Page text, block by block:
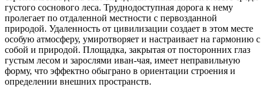
густого соснового леса. Труднодоступная дорога к нему
пролегает по отдаленной местности с первозданной
природой. Удаленность от цивилизации создает в этом месте
особую атмосферу, умиротворяет и настраивает на гармонию с
собой и природой. Площадка, закрытая от посторонних глаз
густым лесом и зарослями иван-чая, имеет неправильную
форму, что эффектно обыграно в ориентации строения и
определении внешних пространств.